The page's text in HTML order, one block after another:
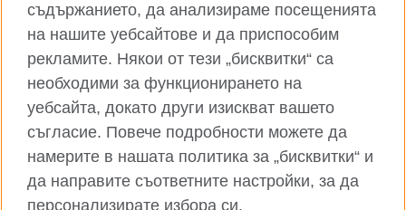
Глобален уебсайт на Британски съвет
Поверителност и условия за ползване
Бисквитки
Карта на сайта
© 2026 British Council
Британски съвет е международната организация на
съдържанието, да анализираме посещенията
на нашите уебсайтове и да приспособим
рекламите. Някои от тези „бисквитки“ са
необходими за функционирането на
уебсайта, докато други изискват вашето
съгласие. Повече подробности можете да
намерите в нашата политика за „бисквитки“ и
да направите съответните настройки, за да
персонализирате избора си.